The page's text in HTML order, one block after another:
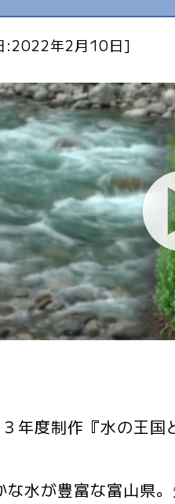
:2022年2月10日]
年度制作『水の王
な水が豊富な富山県